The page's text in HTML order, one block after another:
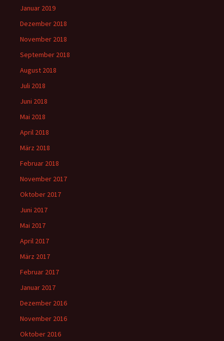
Januar 2019
Dezember 2018
November 2018
September 2018
August 2018
Juli 2018
Juni 2018
Mai 2018
April 2018
März 2018
Februar 2018
November 2017
Oktober 2017
Juni 2017
Mai 2017
April 2017
März 2017
Februar 2017
Januar 2017
Dezember 2016
November 2016
Oktober 2016